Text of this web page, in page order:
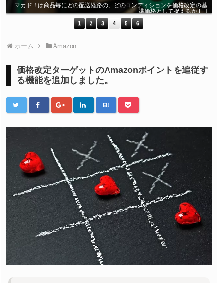
マカド！は商品毎にどの配送経路の、どのコンディションを価格改定の基
準価格として捉えるか […]
1 2 3 4 5 6
ホーム Amazon
価格改定ターゲットのAmazonポイントを追従す
る機能を追加しました。
B!